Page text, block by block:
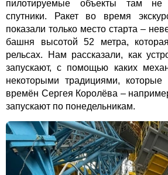
пилотируемые объекты там не
спутники. Ракет во время
показали только место старта –
башня высотой 52 метра,
рельсах. Нам рассказали, как
запускают, с помощью каких
некоторыми традициями,
времён Сергея Королёва –
запускают по понедельникам.